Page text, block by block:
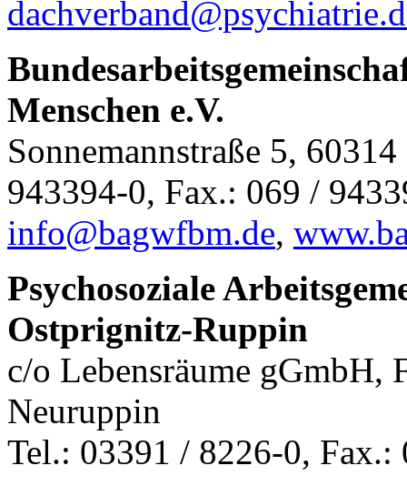
Menschen e.V.
Sonnemannstraße 5,
943394-0, Fax.: 069 /
info@bagwfbm.de,
Psychosoziale
Ostprignitz-Ruppin
c/o Lebensräume gGmbH,
Neuruppin
Tel.: 03391 / 8226-0, Fax.: